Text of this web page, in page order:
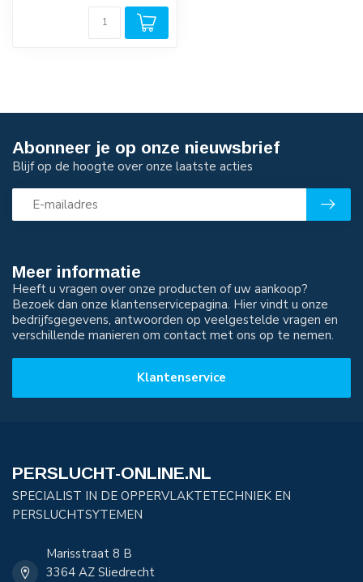
Meer informatie
Heeft u vragen over onze producten of uw aankoop?
Bezoek dan onze klantenservicepagina. Hier vindt u onze
bedrijfsgegevens, antwoorden op veelgestelde vragen en
verschillende manieren om contact met ons op te nemen.
Klantenservice
Abonneer je op onze nieuwsbrief
Blijf op de hoogte over onze laatste acties
PERSLUCHT-ONLINE.NL
SPECIALIST IN DE OPPERVLAKTETECHNIEK EN
PERSLUCHTSYTEMEN
Marisstraat 8 B
3364 AZ Sliedrecht